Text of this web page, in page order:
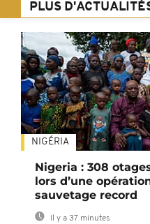
PLUS
NIGÉRIA
Nigeria : 308
lors d’une
sauvetage record
Il y a 37 minutes